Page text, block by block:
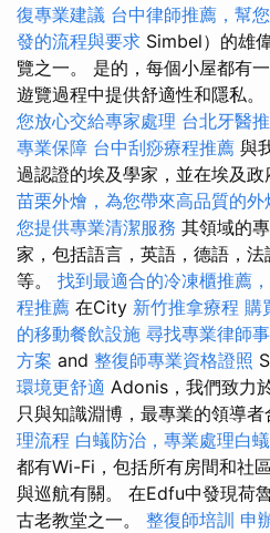
復專業建議 台中律師推薦，幫
發的流程與要求 Simbel）的雄
覽之一。 是的，每個小屋都有
遊覽過程中提供舒適性和隱私。
您放心交給專家處理 台北牙醫
專業保障 台中刮痧療程推薦 與
過認證的埃及學家，並在埃及政
苗栗外燴，為您帶來高品質的外
您提供專業清潔服務 其領域的
家，包括語言，英語，德語，
等。 找到最適合的冷凍櫃推薦
程推薦 在City 新竹推拿療程 購
的移動餐飲設施 尋找專業律師
方案 and 整復師專業資格證照
環境更舒適 Adonis，我們致力
只與知識淵博，最專業的領導者
理流程 白蟻防治，專業處理白
都有Wi-Fi，包括所有房間和社
與巡航有關。 在Edfu中發現荷
古老教堂之一。 整復師培訓 申